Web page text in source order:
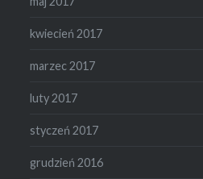
kwiecień 2017
marzec 2017
luty 2017
styczeń 2017
grudzień 2016